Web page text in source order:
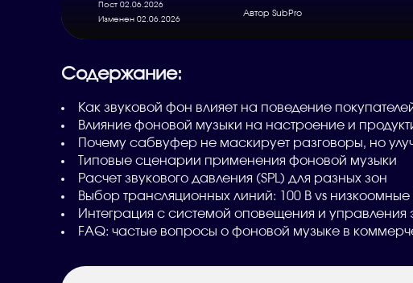
Пост 02.06.2026
Изменен 02.06.2026
Автор SubPro
Содержание:
Как звуковой фон влияет на поведение
Влияние фоновой музыки на настроение и
Почему сабвуфер не маскирует разговоры, но
Типовые сценарии применения фоновой музыки
Расчет звукового давления (SPL) для разных зон
Выбор трансляционных линий: 100 В vs
Интеграция с системой оповещения и
FAQ: частые вопросы о фоновой музыке в